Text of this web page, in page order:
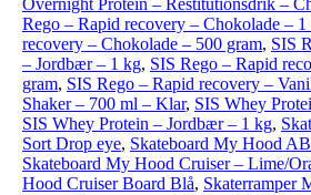
Overnight Protein – Restitutionsdrik –
Rego – Rapid recovery – Chokolade – 1
recovery – Chokolade – 500 gram, SIS
– Jordbær – 1 kg, SIS Rego – Rapid
gram, SIS Rego – Rapid recovery –
Shaker – 700 ml – Klar, SIS Whey
SIS Whey Protein – Jordbær – 1 kg,
Sort Drop eye, Skateboard My Hood
Skateboard My Hood Cruiser – Lime/
Hood Cruiser Board Blå, Skaterramper